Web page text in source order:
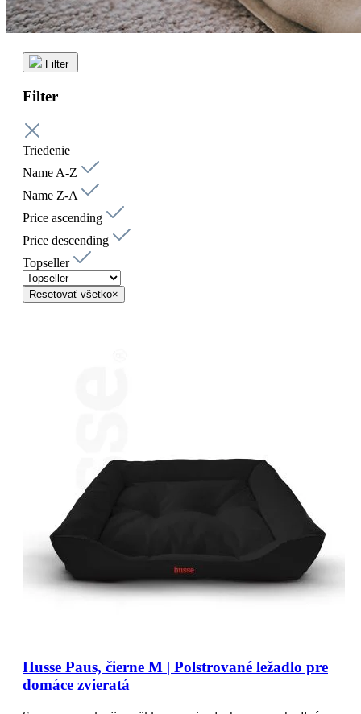
Filter
Filter
Triedenie
Name A-Z
Name Z-A
Price ascending
Price descending
Topseller
Resetovať všetko×
Husse Paus, čierne M | Polstrované ležadlo pre
domáce zvieratá